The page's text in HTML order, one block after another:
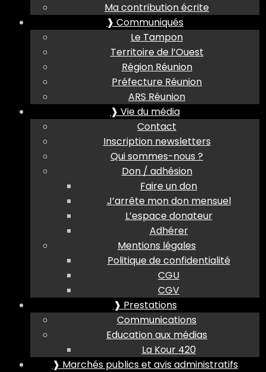
Ma contribution écrite
❱ Communiqués
Le Tampon
Territoire de l’Ouest
Région Réunion
Préfecture Réunion
ARS Réunion
❱ Vie du média
Contact
Inscription newsletters
Qui sommes-nous ?
Don / adhésion
Faire un don
J’arrête mon don mensuel
L’espace donateur
Adhérer
Mentions légales
Politique de confidentialité
CGU
CGV
❱ Prestations
Communications
Education aux médias
La Kour 420
❱ Marchés publics et avis administratifs